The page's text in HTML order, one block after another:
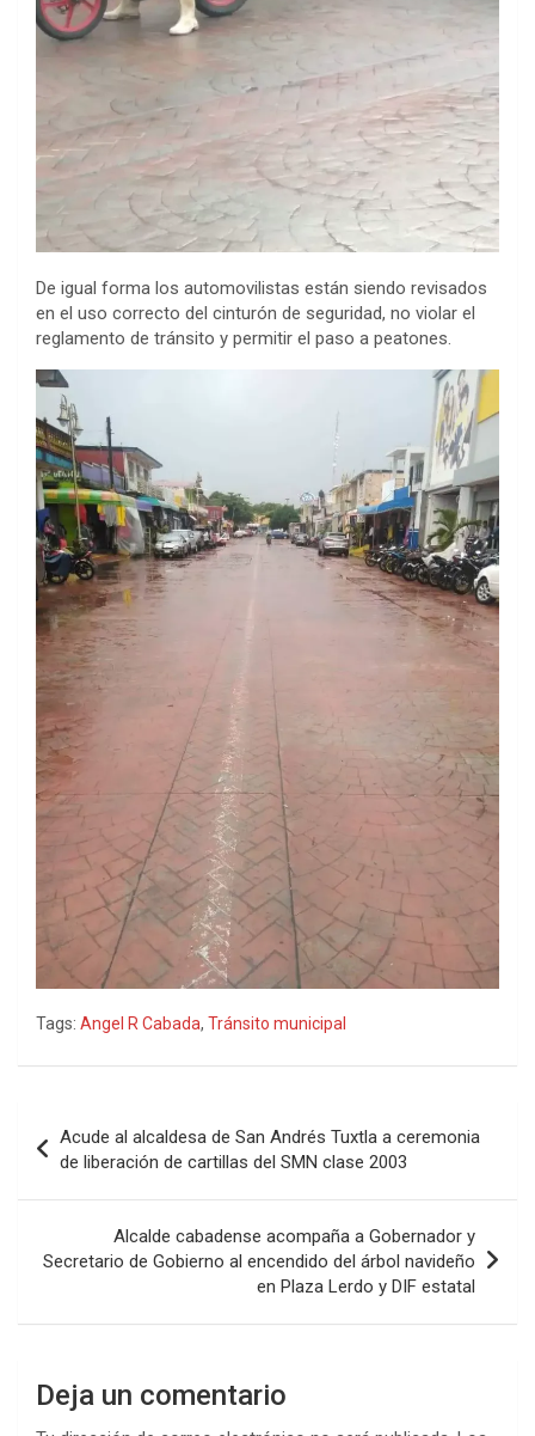
De igual forma los automovilistas están siendo revisados
en el uso correcto del cinturón de seguridad, no violar el
reglamento de tránsito y permitir el paso a peatones.
Tags: Angel R Cabada, Tránsito municipal
de
entradas
Acude al alcaldesa de San Andrés Tuxtla a ceremonia
de liberación de cartillas del SMN clase 2003
Alcalde cabadense acompaña a Gobernador y
Secretario de Gobierno al encendido del árbol navideño
en Plaza Lerdo y DIF estatal
Deja un comentario